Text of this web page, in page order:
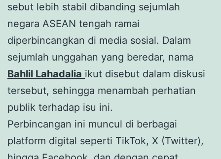
sebut lebih stabil dibanding sejumlah
negara ASEAN tengah ramai
diperbincangkan di media sosial. Dalam
sejumlah unggahan yang beredar, nama
Bahlil Lahadalia ikut disebut dalam diskusi
tersebut, sehingga menambah perhatian
publik terhadap isu ini.
Perbincangan ini muncul di berbagai
platform digital seperti TikTok, X (Twitter),